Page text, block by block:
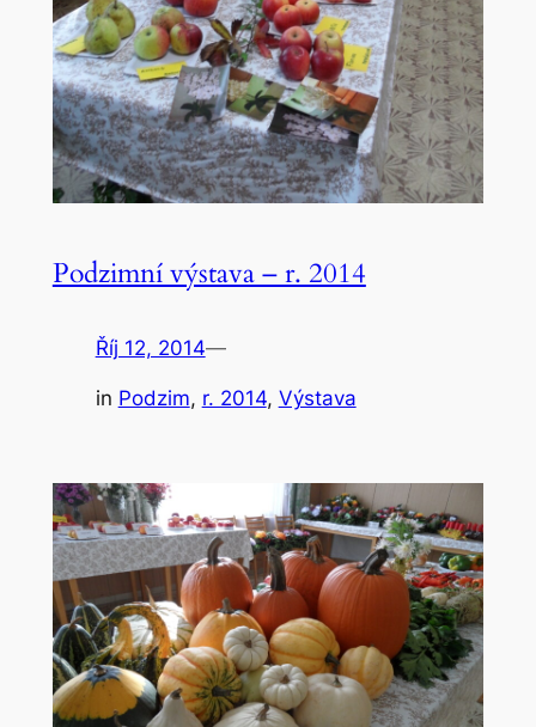
Podzimní výstava – r. 2014
Říj 12, 2014—
in Podzim, r. 2014, Výstava